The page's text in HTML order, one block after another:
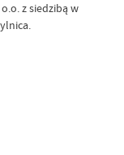
z siedzibą w